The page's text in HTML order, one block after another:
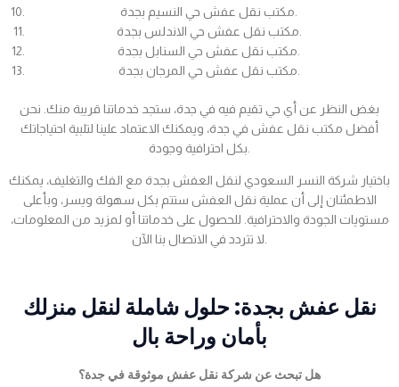
بغض النظر عن أي حي تقيم فيه في جدة، ستجد خدماتنا قريبة منك. نحن
أفضل مكتب نقل عفش في جدة، ويمكنك الاعتماد علينا لتلبية احتياجاتك
باختيار شركة النسر السعودي لنقل العفش بجدة مع الفك والتغليف، يمكنك
الاطمئنان إلى أن عملية نقل العفش ستتم بكل سهولة ويسر، وبأعلى
مستويات الجودة والاحترافية. للحصول على خدماتنا أو لمزيد من المعلومات،
نقل عفش بجدة: حلول شاملة لنقل منزلك
بأمان وراحة بال
هل تبحث عن شركة نقل عفش موثوقة في جدة؟